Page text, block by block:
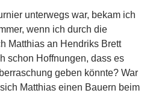
unterwegs war, bekam ich
wenn ich durch die
Matthias an Hendriks Brett
schon Hoffnungen, dass es
geben könnte? War
Matthias einen Bauern beim